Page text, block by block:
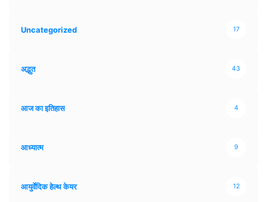
Uncategorized 17
अद्भुत 43
आज का इतिहास 4
आध्यात्म 9
आयुर्वेदिक हेल्थ केयर 12